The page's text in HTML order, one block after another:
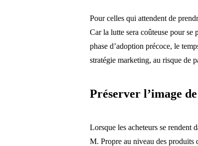
Pour celles qui attendent de
Car la lutte sera coûteuse pour se
phase d’adoption précoce, le
stratégie marketing, au risque de
Préserver l’image
Lorsque les acheteurs se rendent
M. Propre au niveau des produits